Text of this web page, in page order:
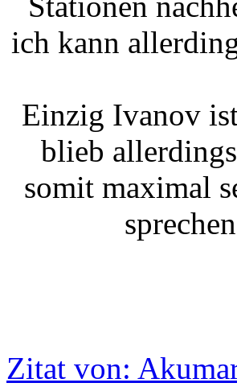
ich kann
Einzig Ivanov
blieb
somit maximal
Zitat von: